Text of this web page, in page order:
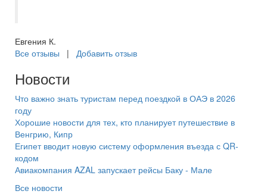
Евгения К.
Все отзывы | Добавить отзыв
Новости
Что важно знать туристам перед поездкой в ОАЭ в 2026
году
Хорошие новости для тех, кто планирует путешествие в
Венгрию, Кипр
Египет вводит новую систему оформления въезда с QR-
кодом
Авиакомпания AZAL запускает рейсы Баку - Мале
Все новости